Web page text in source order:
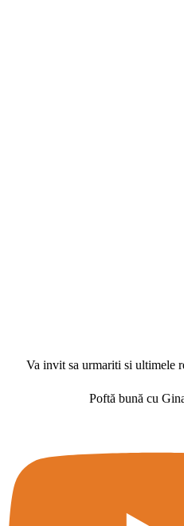
Va invit sa urmariti si ultimele
Poftă bună cu